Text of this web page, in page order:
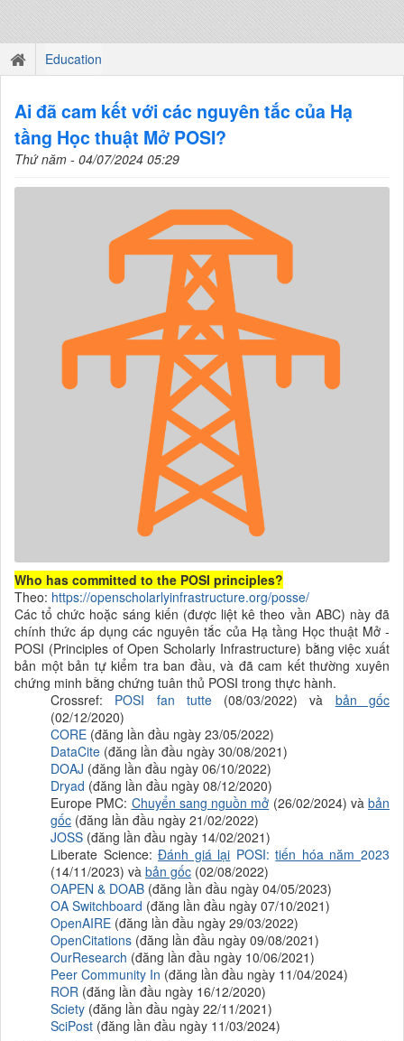
Education
Ai đã cam kết với các nguyên tắc của Hạ
tầng Học thuật Mở POSI?
Thứ năm - 04/07/2024 05:29
Who has committed to the POSI principles?
Theo: https://openscholarlyinfrastructure.org/posse/
Các tổ chức hoặc sáng kiến (được liệt kê theo vần ABC) này đã
chính thức áp dụng các nguyên tắc của Hạ tầng Học thuật Mở -
POSI (Principles of Open Scholarly Infrastructure) bằng việc xuất
bản một bản tự kiểm tra ban đầu, và đã cam kết thường xuyên
chứng minh bằng chứng tuân thủ POSI trong thực hành.
Crossref: POSI fan tutte(08/03/2022) và bản gốc
(02/12/2020)
CORE (đăng lần đầu ngày 23/05/2022)
DataCite (đăng lần đầu ngày 30/08/2021)
DOAJ (đăng lần đầu ngày 06/10/2022)
Dryad (đăng lần đầu ngày 08/12/2020)
Europe PMC: Chuyển sang nguồn mở (26/02/2024) và bản
gốc (đăng lần đầu ngày 21/02/2022)
JOSS (đăng lần đầu ngày 14/02/2021)
Liberate Science:Đánh giá lại POSI:tiến hóa năm2023
(14/11/2023) và bản gốc (02/08/2022)
OAPEN & DOAB (đăng lần đầu ngày 04/05/2023)
OA Switchboard (đăng lần đầu ngày 07/10/2021)
OpenAIRE (đăng lần đầu ngày 29/03/2022)
OpenCitations (đăng lần đầu ngày 09/08/2021)
OurResearch (đăng lần đầu ngày 10/06/2021)
Peer Community In (đăng lần đầu ngày 11/04/2024)
ROR (đăng lần đầu ngày 16/12/2020)
Sciety (đăng lần đầu ngày 22/11/2021)
SciPost (đăng lần đầu ngày 11/03/2024)